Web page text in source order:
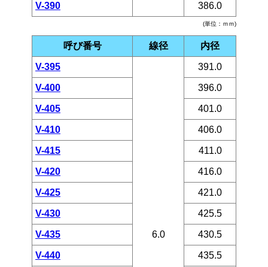
(単位：ｍｍ)
V-390 386.0
呼び番号 線径 内径
V-395
6.0
391.0
V-400 396.0
V-405 401.0
V-410 406.0
V-415 411.0
V-420 416.0
V-425 421.0
V-430 425.5
V-435 430.5
V-440 435.5